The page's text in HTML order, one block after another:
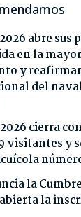
abre sus
en la
y
del
cierra
visitantes y
la
abierta la